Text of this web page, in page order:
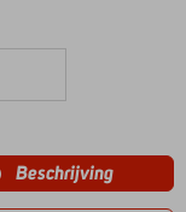
Beschrijving